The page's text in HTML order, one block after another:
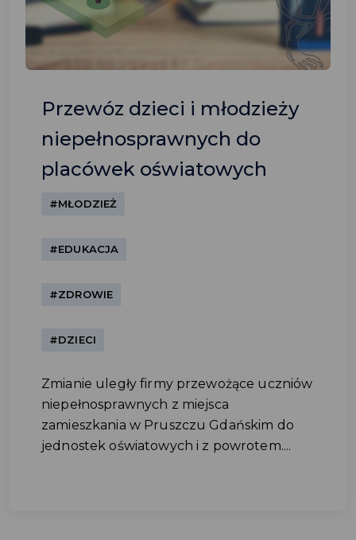
Przewóz dzieci i młodzieży
niepełnosprawnych do
placówek oświatowych
#MŁODZIEŻ
#EDUKACJA
#ZDROWIE
#DZIECI
Zmianie uległy firmy przewożące uczniów
niepełnosprawnych z miejsca
zamieszkania w Pruszczu Gdańskim do
jednostek oświatowych i z powrotem....